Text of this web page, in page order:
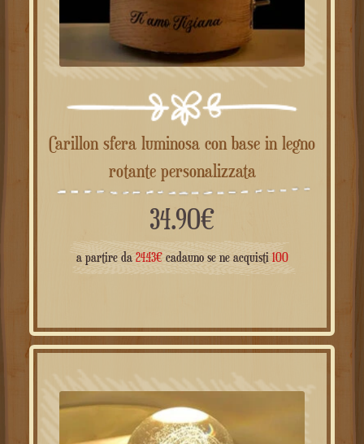
Carillon sfera luminosa con base in legno
rotante personalizzata
34.90€
a partire da 24.43€cadauno se ne acquisti100